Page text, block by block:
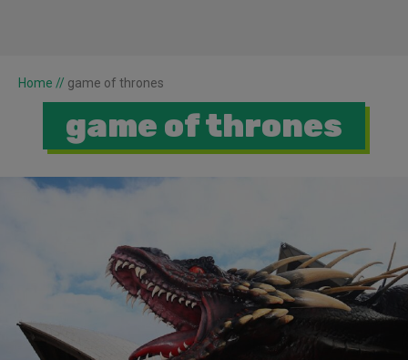
Home // game of thrones
game of thrones